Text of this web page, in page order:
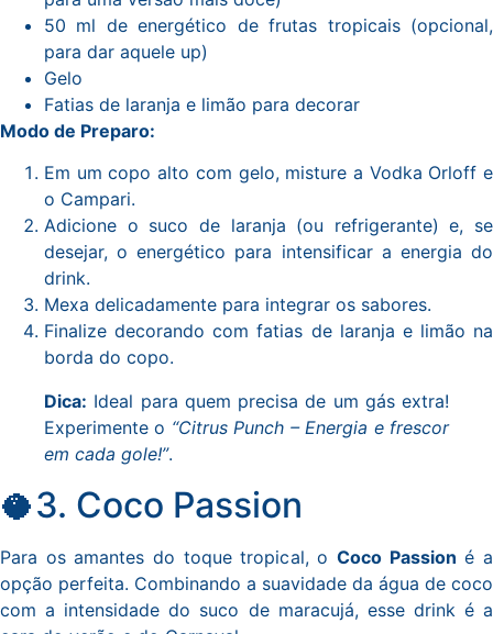
50 ml de energético de frutas tropicais (opcional,
para dar aquele up)
Gelo
Fatias de laranja e limão para decorar
Modo de Preparo:
Em um copo alto com gelo, misture a Vodka Orloff e
o Campari.
Adicione o suco de laranja (ou refrigerante) e, se
desejar, o energético para intensificar a energia do
drink.
Mexa delicadamente para integrar os sabores.
Finalize decorando com fatias de laranja e limão na
borda do copo.
Dica: Ideal para quem precisa de um gás extra!
Experimente o “Citrus Punch – Energia e frescor
em cada gole!”.
🥥3. Coco Passion
Para os amantes do toque tropical, o Coco Passion é a
opção perfeita. Combinando a suavidade da água de coco
com a intensidade do suco de maracujá, esse drink é a